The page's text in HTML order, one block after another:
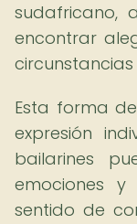
sudafricano,
encontrar
circunstancias
Esta forma
expresión
bailarines
emociones y
sentido de